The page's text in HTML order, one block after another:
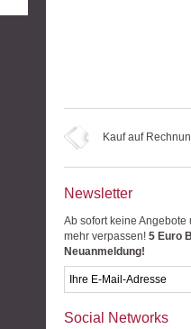
Kauf auf
Newsletter
Ab sofort keine Angebote
mehr verpassen! 5 Euro
Neuanmeldung!
Social Networks